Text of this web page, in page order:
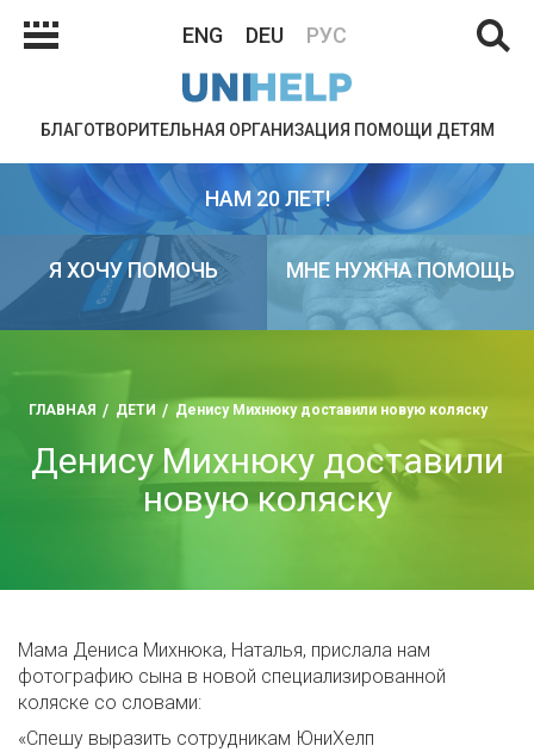
ENG DEU РУС
БЛАГОТВОРИТЕЛЬНАЯ ОРГАНИЗАЦИЯ ПОМОЩИ ДЕТЯМ
НАМ 20 ЛЕТ!
Я ХОЧУ ПОМОЧЬ МНЕ НУЖНА ПОМОЩЬ
ГЛАВНАЯ ДЕТИ Денису Михнюку доставили новую коляску
Денису Михнюку доставили
новую коляску
Мама Дениса Михнюка, Наталья, прислала нам
фотографию сына в новой специализированной
коляске со словами:
«Спешу выразить сотрудникам ЮниХелп